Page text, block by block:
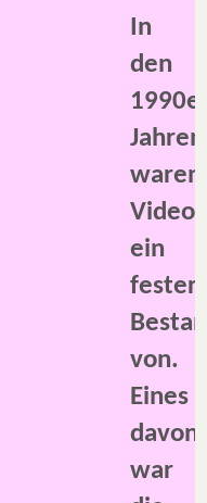
In
den
1990er-
Jahren
waren
ein
fester
von.
Eines
davon
war